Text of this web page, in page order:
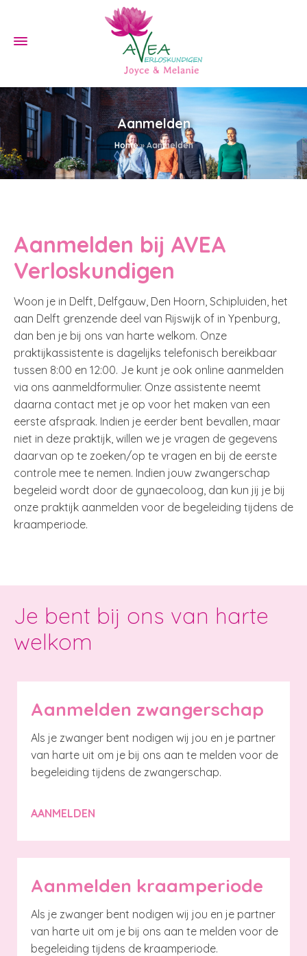
Aanmelden
Home»Aanmelden
Aanmelden bij AVEA
Verloskundigen
Woon je in Delft, Delfgauw, Den Hoorn, Schipluiden, het
aan Delft grenzende deel van Rijswijk of in Ypenburg,
dan ben je bij ons van harte welkom. Onze
praktijkassistente is dagelijks telefonisch bereikbaar
tussen 8:00 en 12:00. Je kunt je ook online aanmelden
via ons aanmeldformulier. Onze assistente neemt
daarna contact met je op voor het maken van een
eerste afspraak. Indien je eerder bent bevallen, maar
niet in deze praktijk, willen we je vragen de gegevens
daarvan op te zoeken/op te vragen en bij de eerste
controle mee te nemen. Indien jouw zwangerschap
begeleid wordt door de gynaecoloog, dan kun jij je bij
onze praktijk aanmelden voor de begeleiding tijdens de
kraamperiode.
Je bent bij ons van harte
welkom
Aanmelden zwangerschap
Als je zwanger bent nodigen wij jou en je partner
van harte uit om je bij ons aan te melden voor de
begeleiding tijdens de zwangerschap.
AANMELDEN
Aanmelden kraamperiode
Als je zwanger bent nodigen wij jou en je partner
van harte uit om je bij ons aan te melden voor de
begeleiding tijdens de kraamperiode.